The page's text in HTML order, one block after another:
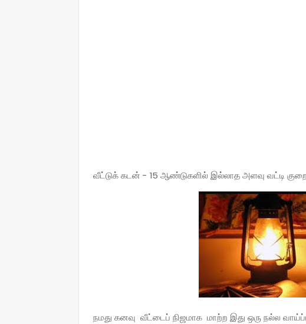
வீட்டுக் கடன் - 15 ஆண்டுகளில் இல்லாத அளவு வட்டி
நமது கனவு வீட்டைப் நிஜமாக மாற்ற இது ஒரு நல்ல